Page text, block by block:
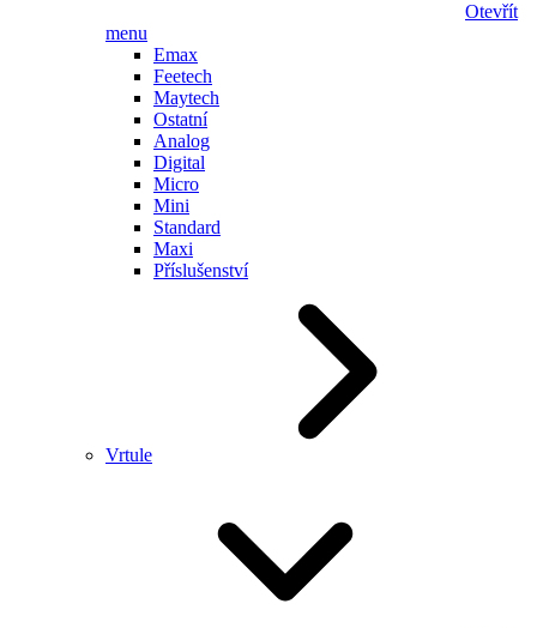
Otevřít
menu
Emax
Feetech
Maytech
Ostatní
Analog
Digital
Micro
Mini
Standard
Maxi
Příslušenství
Vrtule